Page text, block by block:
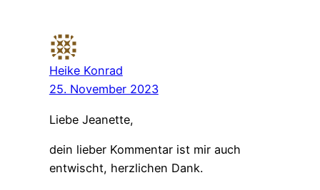
Heike Konrad
25. November 2023
Liebe Jeanette,
dein lieber Kommentar ist mir auch
entwischt, herzlichen Dank.